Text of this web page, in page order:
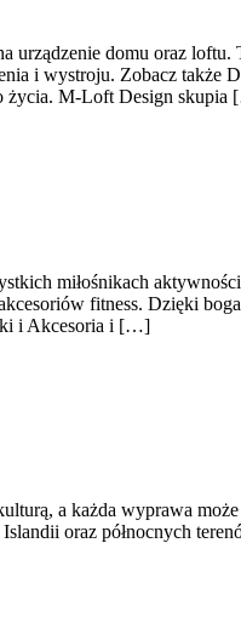
domu oraz loftu.
i wystroju. Zobacz także
życia. M-Loft Design
miłośnikach
fitness. Dzięki
i Akcesoria i […]
a każda wyprawa
oraz północnych